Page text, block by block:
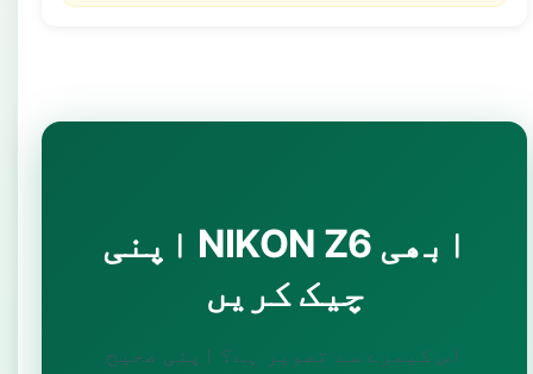
اپنی NIKON Z6 ابھی
چیک کریں
اس کیمرے سے تصویر ہے؟ اپنی صحیح